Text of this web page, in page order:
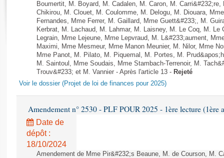
Rapports d'enquête
Rapports législatifs
Rapports sur l'application des lois
Baromètre de l’application des lois
Dossiers législatifs
Budget et sécurité sociale
Comptes rendus des débats
Boumertit, M. Boyard, M. Cadalen, M. Caron, M.
Chikirou, M. Clouet, M. Coulomme, M. Delogu, M. Diouara,
Fernandes, Mme Ferrer, M. Gaillard, Mme Guett&#233;, M.
Kerbrat, M. Lachaud, M. Lahmar, M. Laisney, M. Le Coq, M. Le
Legrain, Mme Lejeune, Mme Lepvraud, M. L&#233;aument,
Maximi, Mme Mesmeur, Mme Manon Meunier, M. Nilor, Mme
Mme Panot, M. Pilato, M. Piquemal, M. Portes, M.
M. Saintoul, Mme Soudais, Mme Stambach-Terrenoir, M.
Trouv&#233; et M. Vannier - Après l'article 13 - Rejeté
Voir le dossier (Projet de loi de finances pour 2025)
Amendement n° 2530 - PLF POUR 2025 - 1ère lecture (1ère
Date de
dépôt :
18/10/2024
Amendement de Mme Pir&#232;s Beaune, M. de Courson, M.